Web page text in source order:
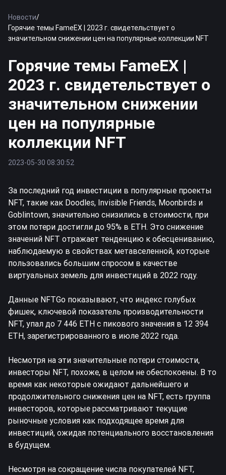
Новости/
Горячие темы FameEX | 2023 г. свидетельствует о
значительном снижении цен на популярные коллекции NFT
Горячие темы FameEX |
2023 г. свидетельствует о
значительном снижении
цен на популярные
коллекции NFT
2023-05-30 08:30:52
За последний год инвестиции в популярные проекты
NFT, такие как Doodles, Invisible Friends, Moonbirds и
Goblintown, значительно снизились в стоимости, при
этом потери достигли до 95% в ETH. Это снижение
значений NFT отражает тенденцию к обесцениванию,
наблюдаемую в свойствах метавселенной, которые
пользовались большим спросом в качестве
виртуальных земель для инвестиций в 2022 году.
Данные NFTGo показывают, что индекс голубых
фишек, ключевой показатель производительности
NFT, упал до 7 446 ETH с пикового значения в 12 394
ETH, зарегистрированного в июле 2022 года.
Несмотря на эти значительные потери стоимости,
инвесторы NFT, похоже, в целом не обеспокоены. В то
время как некоторые ожидают дальнейшего и
продолжительного снижения цен на NFT, есть группа
инвесторов, которые рассматривают текущие
рыночные условия как подходящее время для
инвестиций, ожидая потенциального восстановления
в будущем.
Несмотря на сокращение числа покупателей NFT,